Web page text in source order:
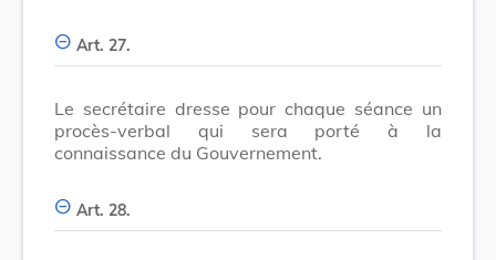
Art. 27.
Le secrétaire dresse pour chaque séance un
procès-verbal qui sera porté à la
connaissance du Gouvernement.
Art. 28.